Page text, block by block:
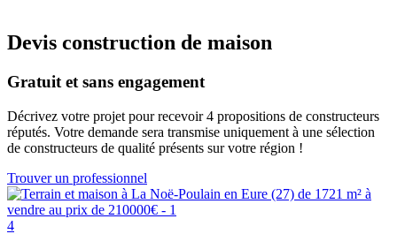
Devis construction de maison
Gratuit et sans engagement
Décrivez votre projet pour recevoir 4 propositions de constructeurs
réputés. Votre demande sera transmise uniquement à une sélection
de constructeurs de qualité présents sur votre région !
Trouver un professionnel
4